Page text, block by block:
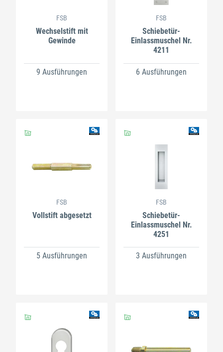
FSB
Wechselstift mit
Gewinde
9 Ausführungen
FSB
Schiebetür-
Einlassmuschel Nr.
4211
6 Ausführungen
FSB
Vollstift abgesetzt
5 Ausführungen
FSB
Schiebetür-
Einlassmuschel Nr.
4251
3 Ausführungen